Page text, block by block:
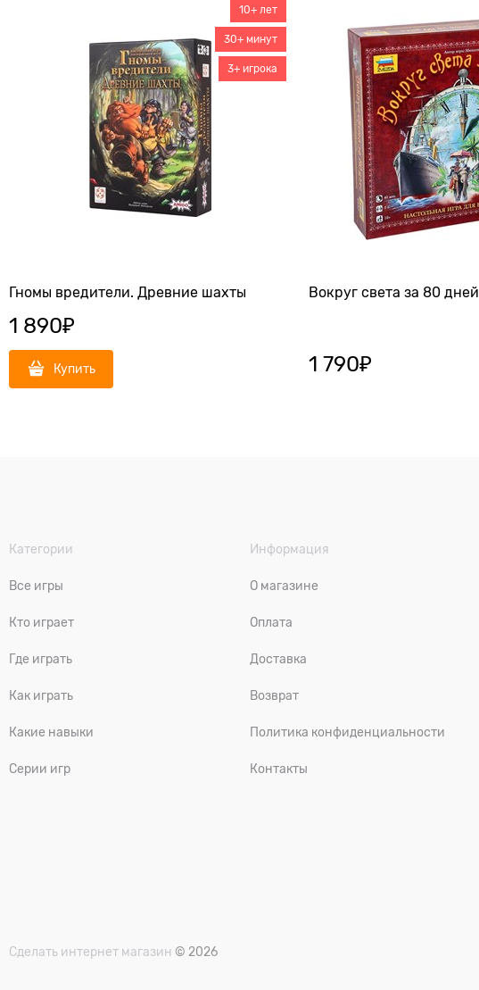
Гномы вредители. Древние шахты
10+ лет
30+ минут
3+ игрока
1 890₽
Купить
Вокруг света за 80 дней
1 790₽
Категории
Все игры
Кто играет
Где играть
Как играть
Какие навыки
Серии игр
Информация
О магазине
Оплата
Доставка
Возврат
Политика конфиденциальности
Контакты
Сделать интернет магазин © 2026